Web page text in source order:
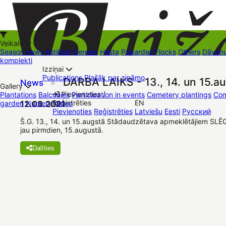
+37126545879 baizas@baizas.lv
Pievienoties /
Reģistrēties
Pievienoties Reģistrēties
EN
Latviešu Eesti Русский
Veikals
Season news Astilbes Cereals Hosta Papardes Flocks Others
komplekti
Kā iepirkties
Izziņai
Publications Plašāk par zināmo
Gallery
Plantations Balconies Participation in events Cemetery plantings
garden Nursery Video
Contacts Dāvanu kartes Augu komplekti
News » DARBA LAIKS - 13., 14. un
12.08.2021
Š.G. 13., 14. un 15.augstā Stādaudzētava apmeklētājiem
jau pirmdien, 15.augustā.
Dalīties